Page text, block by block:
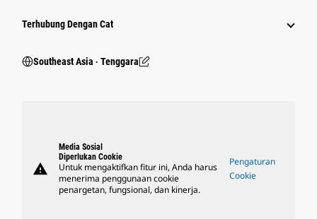
Terhubung Dengan Cat
Southeast Asia ‧ Tenggara
warning
Media Sosial
Diperlukan Cookie
Untuk mengaktifkan fitur ini, Anda harus
menerima penggunaan cookie
penargetan, fungsional, dan kinerja.
Pengaturan
Cookie